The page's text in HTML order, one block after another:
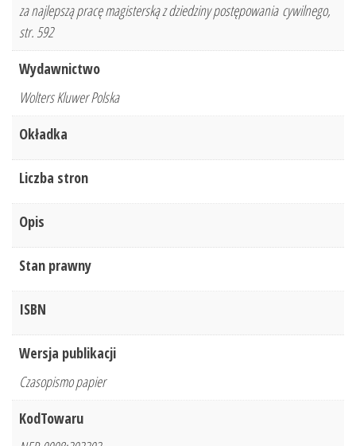
za najlepszą pracę magisterską z dziedziny postępowania cywilnego,
str. 592
Wydawnictwo
Wolters Kluwer Polska
Okładka
Liczba stron
Opis
Stan prawny
ISBN
Wersja publikacji
Czasopismo papier
KodTowaru